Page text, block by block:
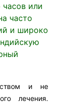
часов или
часто
и широко
и не
лечения.